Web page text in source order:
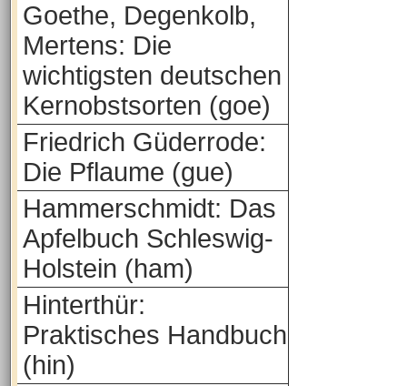
Goethe, Degenkolb,
Mertens: Die
wichtigsten deutschen
Kernobstsorten (goe)
Friedrich Güderrode:
Die Pflaume (gue)
Hammerschmidt: Das
Apfelbuch Schleswig-
Holstein (ham)
Hinterthür:
Praktisches Handbuch
(hin)